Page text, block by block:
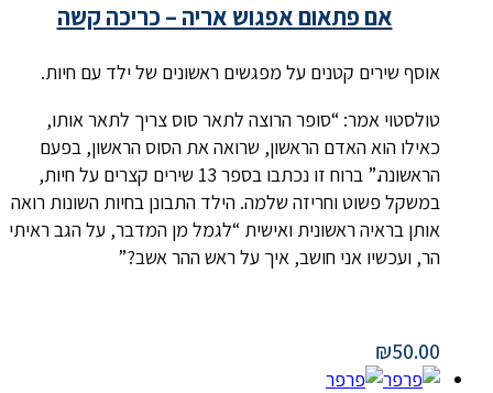
אם פתאום אפגוש אריה – כריכה קשה
אוסף שירים קטנים על מפגשים ראשונים של ילד עם חיות.
טולסטוי אמר: “סופר הרוצה לתאר סוס צריך לתאר אותו,
כאילו הוא האדם הראשון, שרואה את הסוס הראשון, בפעם
הראשונה.” ברוח זו נכתבו בספר 13 שירים קצרים על חיות,
במשקל פשוט וחריזה שלמה. הילד התבונן בחיות השונות רואה
אותן בראיה ראשונית ואישית “לגמל מן המדבר, על הגב ראיתי
הר, ועכשיו אני חושב, איך על ראש ההר אשב?”
₪50.00